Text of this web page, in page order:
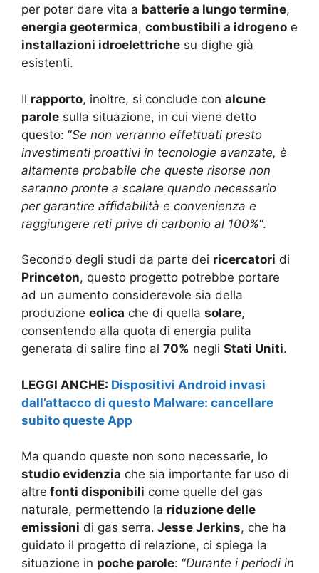
per poter dare vita a batterie a lungo termine,
energia geotermica, combustibili a idrogeno e
installazioni idroelettriche su dighe già
esistenti.
Il rapporto, inoltre, si conclude con alcune
parole sulla situazione, in cui viene detto
questo: “Se non verranno effettuati presto
investimenti proattivi in ​​tecnologie avanzate, è
altamente probabile che queste risorse non
saranno pronte a scalare quando necessario
per garantire affidabilità e convenienza e
raggiungere reti prive di carbonio al 100%“.
Secondo degli studi da parte dei ricercatori di
Princeton, questo progetto potrebbe portare
ad un aumento considerevole sia della
produzione eolica che di quella solare,
consentendo alla quota di energia pulita
generata di salire fino al 70% negli Stati Uniti.
LEGGI ANCHE: Dispositivi Android invasi
dall’attacco di questo Malware: cancellare
subito queste App
Ma quando queste non sono necessarie, lo
studio evidenzia che sia importante far uso di
altre fonti disponibili come quelle del gas
naturale, permettendo la riduzione delle
emissioni di gas serra. Jesse Jerkins, che ha
guidato il progetto di relazione, ci spiega la
situazione in poche parole: “Durante i periodi in